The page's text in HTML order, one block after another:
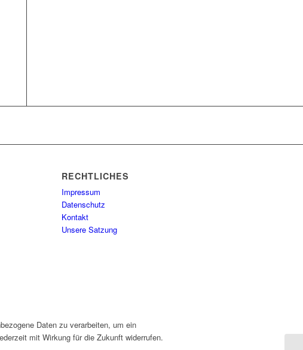
RECHTLICHES
Impressum
Datenschutz
Kontakt
Unsere Satzung
Daten zu verarbeiten, um ein
mit Wirkung für die Zukunft widerrufen.